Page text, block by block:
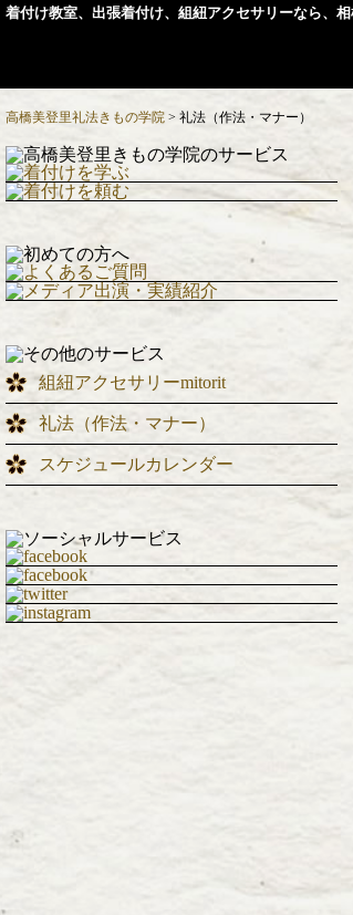
着付け教室、出張着付け、組紐アクセサリーなら、
高橋美登里礼法きもの学院 > 礼法（作法・マナー）
組紐アクセサリーmitorit
礼法（作法・マナー）
スケジュールカレンダー